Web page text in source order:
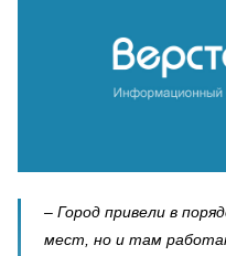
– Город привели в
мест, но и там